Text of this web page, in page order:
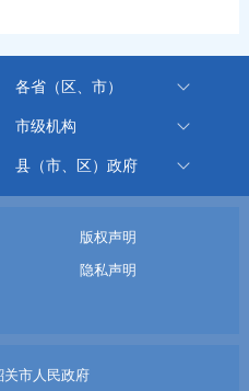
各省（区、市）
市级机构
县（市、区）政府
版权声明
隐私声明
关市人民政府